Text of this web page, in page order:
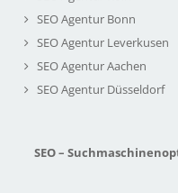
SEO Agentur Bonn
SEO Agentur Leverkusen
SEO Agentur Aachen
SEO Agentur Düsseldorf
SEO –